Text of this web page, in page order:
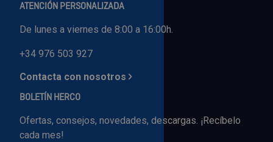
ATENCIÓN PERSONALIZADA
De lunes a viernes de 8:00 a 16:00h.
+34 976 503 927
Contacta con nosotros
BOLETÍN HERCO
Ofertas, consejos, novedades, descargas. ¡Recíbelo
cada mes!
Outlet Utillajes y accesorios para maquinaria
Outlet Ventilación y calefacción